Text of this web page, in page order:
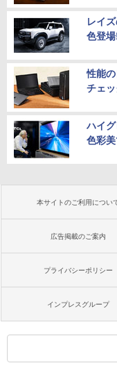
レイ
色登
性能
チェッ
ハイ
色彩
本サイトのご利用につい
広告掲載のご案内
プライバシーポリシー
インプレスグループ